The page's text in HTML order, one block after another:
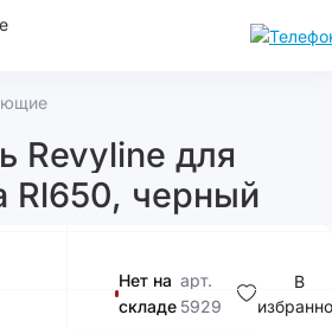
Revyline для
Rl650, черный
Нет на
складе
арт.
5929
В